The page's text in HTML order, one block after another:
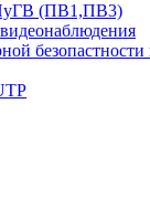
(ПВ1,ПВ3)